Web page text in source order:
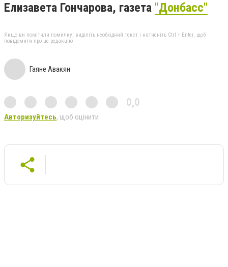
Елизавета Гончарова, газета "Донбасс"
Якщо ви помітили помилку, виділіть необхідний текст і натисніть Ctrl + Enter, щоб
повідомити про це редакцію
Гаяне Авакян
0,0
Авторизуйтесь, щоб оцінити